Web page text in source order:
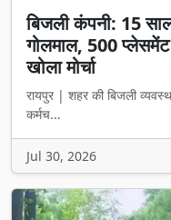
बिजली कंपनी: 15
गोलमाल, 500
खोला मोर्चा
रायपुर | शहर की बिजली
कर्मच...
Jul 30, 2026